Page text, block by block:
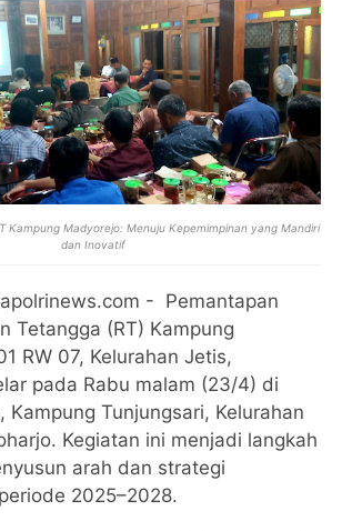
Kampung Madyorejo: Menuju Kepemimpinan yang Mandiri
dan Inovatif
- Pemantapan
Tetangga (RT) Kampung
RW 07, Kelurahan Jetis,
pada Rabu malam (23/4) di
Kampung Tunjungsari, Kelurahan
Kegiatan ini menjadi langkah
arah dan strategi
2025–2028.